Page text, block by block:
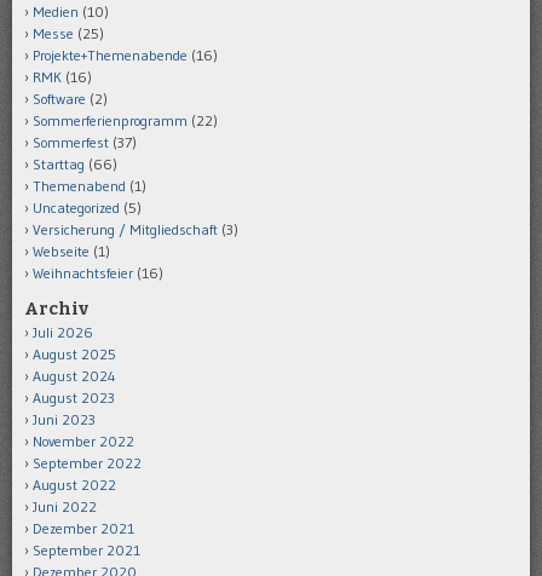
Medien (10)
Messe (25)
Projekte+Themenabende (16)
RMK (16)
Software (2)
Sommerferienprogramm (22)
Sommerfest (37)
Starttag (66)
Themenabend (1)
Uncategorized (5)
Versicherung / Mitgliedschaft (3)
Webseite (1)
Weihnachtsfeier (16)
Archiv
Juli 2026
August 2025
August 2024
August 2023
Juni 2023
November 2022
September 2022
August 2022
Juni 2022
Dezember 2021
September 2021
Dezember 2020